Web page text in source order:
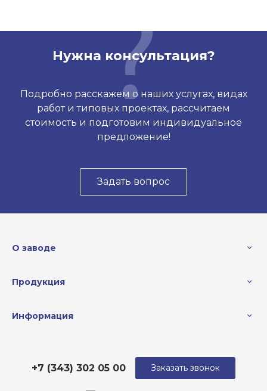
Нужна консультация?
Подробно расскажем о наших услугах, видах
работ и типовых проектах, рассчитаем
стоимость и подготовим индивидуальное
предложение!
Задать вопрос
О заводе
Продукция
Информация
+7 (343) 302 05 00 Заказать звонок